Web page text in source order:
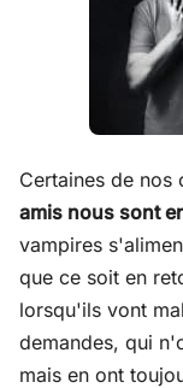
Certaines de nos
amis nous sont
vampires
que ce soit en
lorsqu'ils vont
demandes, qui
mais en ont